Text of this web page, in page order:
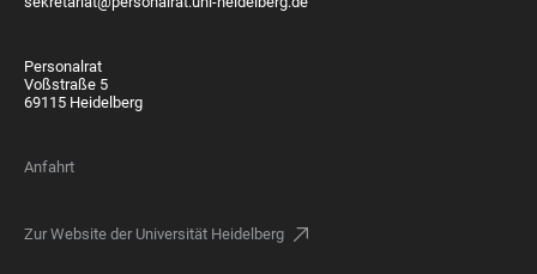
Personalrat
Voßstraße 5
69115 Heidelberg
Anfahrt
Zur Website der Universität Heidelberg